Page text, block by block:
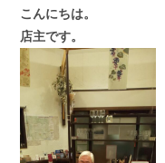
こんにちは。
店主です。